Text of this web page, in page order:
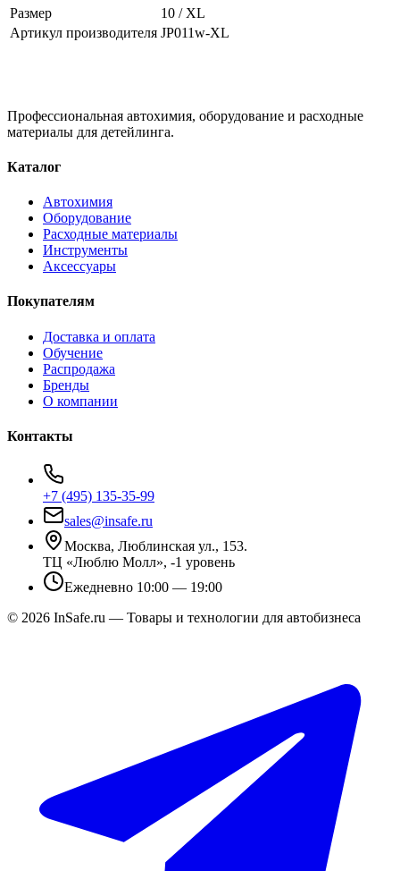
Размер
10 / XL
Артикул производителя JP011w-XL
Профессиональная автохимия, оборудование и расходные
материалы для детейлинга.
Каталог
Автохимия
Оборудование
Расходные материалы
Инструменты
Аксессуары
Покупателям
Доставка и оплата
Обучение
Распродажа
Бренды
О компании
Контакты
+7 (495) 135-35-99
sales@insafe.ru
Москва, Люблинская ул., 153.
ТЦ «Люблю Молл», -1 уровень
Ежедневно 10:00 — 19:00
© 2026 InSafe.ru — Товары и технологии для автобизнеса